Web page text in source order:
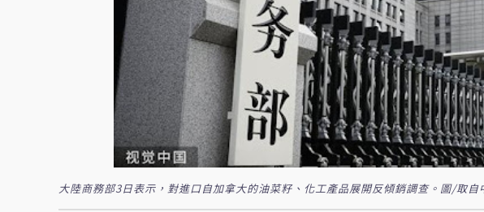
大陸商務部3日表示，對進口自加拿大的油菜籽、化工產品展開反傾銷調查。圖/取自